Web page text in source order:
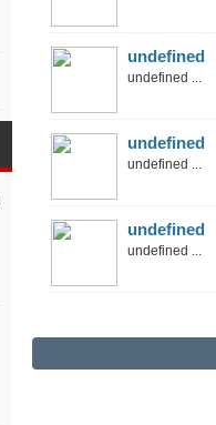
undefined
undefined ...
undefined
undefined ...
undefined
undefined ...